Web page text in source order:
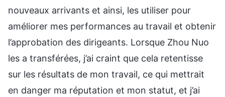
nouveaux arrivants et ainsi, les utiliser pour
améliorer mes performances au travail et obtenir
l’approbation des dirigeants. Lorsque Zhou Nuo
les a transférées, j’ai craint que cela retentisse
sur les résultats de mon travail, ce qui mettrait
en danger ma réputation et mon statut, et j’ai